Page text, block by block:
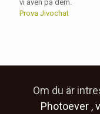
vi även på dem.
Prova Jivochat
Om du är
Photoever ,